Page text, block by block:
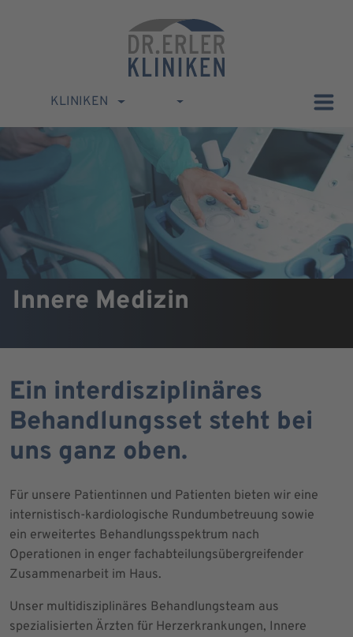
KLINIKEN
Innere Medizin
Ein interdisziplinäres
Behandlungsset steht bei
uns ganz oben.
Für unsere Patientinnen und Patienten bieten wir eine
internistisch-kardiologische Rundumbetreuung sowie
ein erweitertes Behandlungsspektrum nach
Operationen in enger fachabteilungsübergreifender
Zusammenarbeit im Haus.
Unser multidisziplinäres Behandlungsteam aus
spezialisierten Ärzten für Herzerkrankungen, Innere